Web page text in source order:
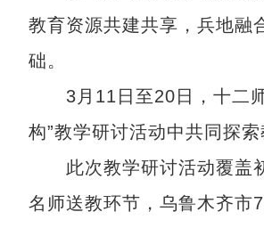
教育资源共建共享，兵地融
础。
3月11日至20日，十二师
构”教学研讨活动中共同探
此次教学研讨活动覆盖初
名师送教环节，乌鲁木齐市